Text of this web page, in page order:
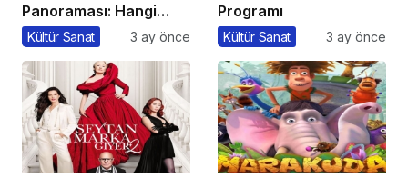
Panoraması: Hangi
Filmi İzlemeli?
Kültür Sanat 3 ay önce
Programı
Kültür Sanat 3 ay önce